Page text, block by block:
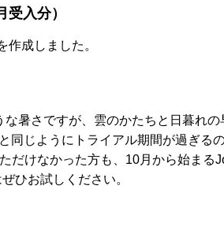
入分）
作成しました。
暑さですが、雲のかたちと日暮れ
同じようにトライアル期間が過ぎるの
だけなかった方も、10月から始まる
ひお試しください。